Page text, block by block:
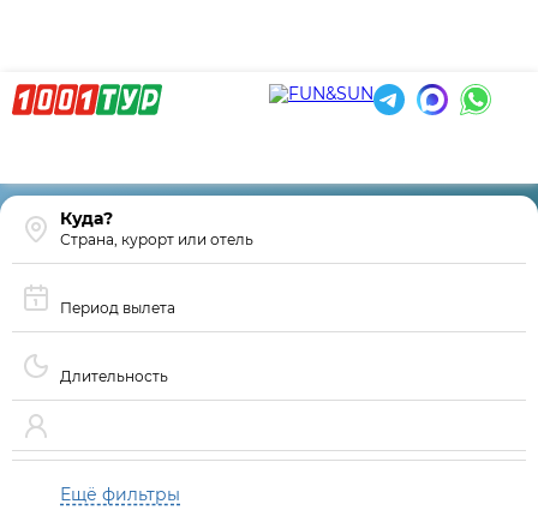
Страна, курорт или отель
Период вылета
Длительность
Ещё фильтры